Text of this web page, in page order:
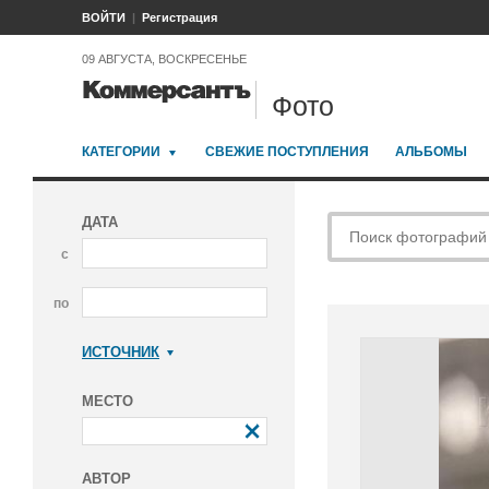
ВОЙТИ Регистрация
09 АВГУСТА, ВОСКРЕСЕНЬЕ
Фото
КАТЕГОРИИ СВЕЖИЕ ПОСТУПЛЕНИЯ АЛЬБОМЫ
ДАТА
с
по
ИСТОЧНИК
МЕСТО
АВТОР